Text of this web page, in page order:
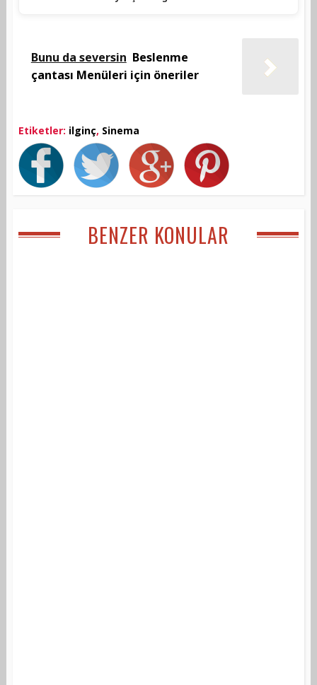
Bunu da seversin Beslenme
çantası Menüleri için öneriler
Etiketler: ilginç, Sinema
BENZER KONULAR